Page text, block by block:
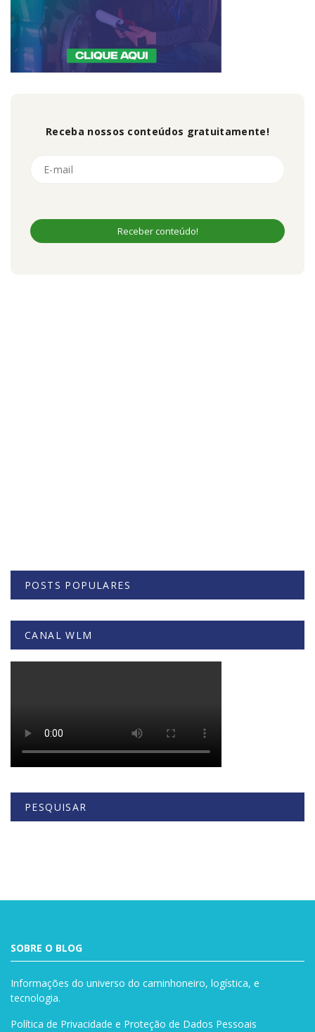
Receba nossos conteúdos gratuitamente!
POSTS POPULARES
CANAL WLM
PESQUISAR
SOBRE O BLOG
Informações do universo do caminhoneiro, logística, e
tecnologia.
Política de Privacidade e Proteção de Dados Pessoais